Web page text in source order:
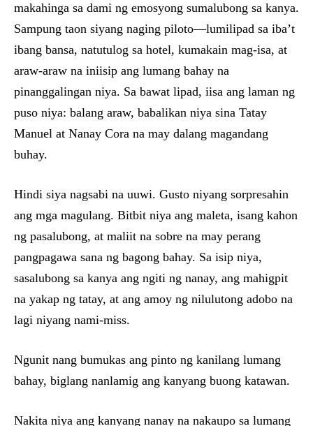
makahinga sa dami ng emosyong sumalubong sa kanya.
Sampung taon siyang naging piloto—lumilipad sa iba’t
ibang bansa, natutulog sa hotel, kumakain mag-isa, at
araw-araw na iniisip ang lumang bahay na
pinanggalingan niya. Sa bawat lipad, iisa ang laman ng
puso niya: balang araw, babalikan niya sina Tatay
Manuel at Nanay Cora na may dalang magandang
buhay.
Hindi siya nagsabi na uuwi. Gusto niyang sorpresahin
ang mga magulang. Bitbit niya ang maleta, isang kahon
ng pasalubong, at maliit na sobre na may perang
pangpagawa sana ng bagong bahay. Sa isip niya,
sasalubong sa kanya ang ngiti ng nanay, ang mahigpit
na yakap ng tatay, at ang amoy ng nilulutong adobo na
lagi niyang nami-miss.
Ngunit nang bumukas ang pinto ng kanilang lumang
bahay, biglang nanlamig ang kanyang buong katawan.
Nakita niya ang kanyang nanay na nakaupo sa lumang